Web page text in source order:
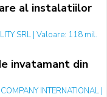
al instalatiilor
SRL | Valoare: 118 mil.
invatamant din
INTERNATIONAL |